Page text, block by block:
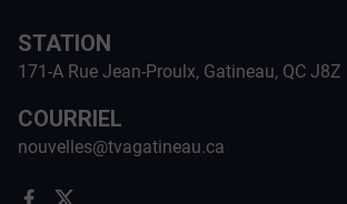
STATION
171-A Rue Jean-Proulx, Gatineau, QC J8Z
COURRIEL
nouvelles@tvagatineau.ca